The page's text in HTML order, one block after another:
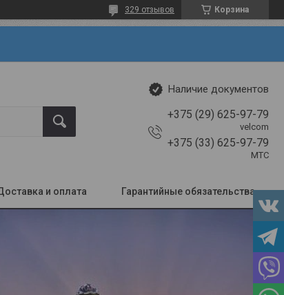
Корзина
329 отзывов
Наличие документов
+375 (29) 625-97-79
velcom
+375 (33) 625-97-79
МТС
и оплата Гарантийные обязательства